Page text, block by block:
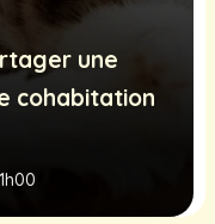
une
cohabitation